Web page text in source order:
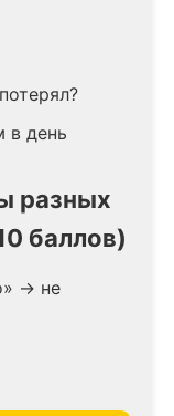
в день
разных
баллов)
→ не